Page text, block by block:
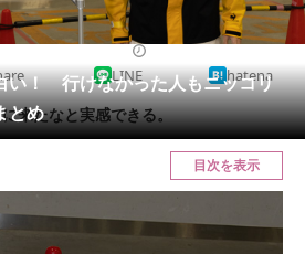
リサーチ
い！ 行けなかった人もニッコリ
とめ
LINE hatena
来たなと実感できる。
目次を表示